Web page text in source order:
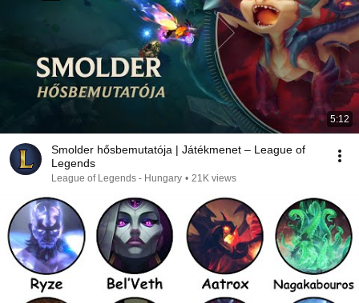
5:12
Smolder hősbemutatója | Játékmenet – League of
Legends
League of Legends - Hungary • 21K views